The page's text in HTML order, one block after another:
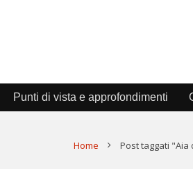
Punti di vista e approfondimenti
Home Post taggati "Aia